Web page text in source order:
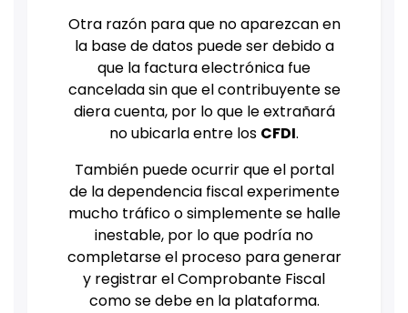
Otra razón para que no aparezcan en
la base de datos puede ser debido a
que la factura electrónica fue
cancelada sin que el contribuyente se
diera cuenta, por lo que le extrañará
no ubicarla entre los CFDI.
También puede ocurrir que el portal
de la dependencia fiscal experimente
mucho tráfico o simplemente se halle
inestable, por lo que podría no
completarse el proceso para generar
y registrar el Comprobante Fiscal
como se debe en la plataforma.